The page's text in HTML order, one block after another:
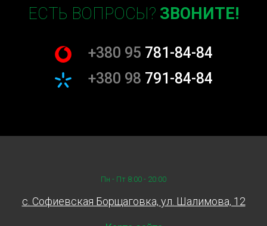
ЕСТЬ ВОПРОСЫ? ЗВОНИТЕ!
+380 95 781-84-84
+380 98 791-84-84
Пн - Пт 8:00 - 20:00
c. Софиевская Борщаговка, ул. Шалимова, 12